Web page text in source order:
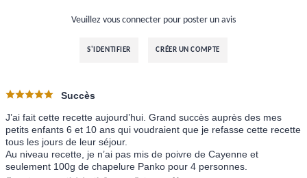
Veuillez vous connecter pour poster un avis
S'IDENTIFIER CRÉER UN COMPTE
Succès
J’ai fait cette recette aujourd’hui. Grand succès auprès des mes
petits enfants 6 et 10 ans qui voudraient que je refasse cette recette
tous les jours de leur séjour.
Au niveau recette, je n’ai pas mis de poivre de Cayenne et
seulement 100g de chapelure Panko pour 4 personnes.